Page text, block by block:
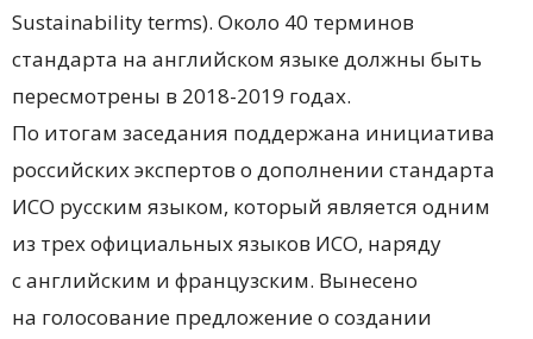
Sustainability terms). Около 40 терминов
стандарта на английском языке должны быть
пересмотрены в 2018-2019 годах.
По итогам заседания поддержана инициатива
российских экспертов о дополнении стандарта
ИСО русским языком, который является одним
из трех официальных языков ИСО, наряду
с английским и французским. Вынесено
на голосование предложение о создании